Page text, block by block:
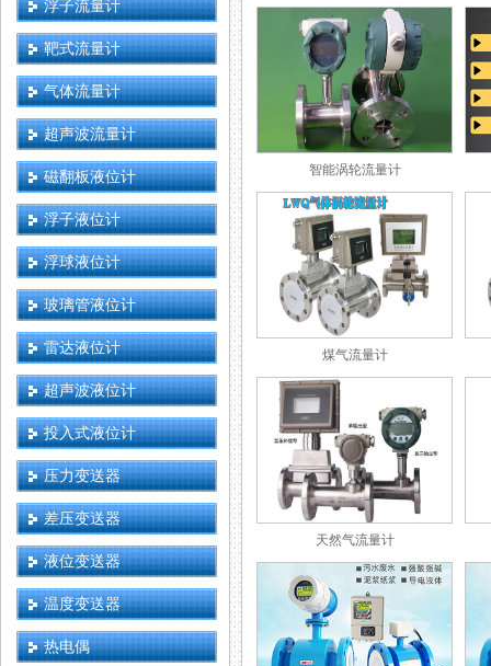
浮子流量计
靶式流量计
气体流量计
超声波流量计
磁翻板液位计
浮子液位计
浮球液位计
玻璃管液位计
雷达液位计
超声波液位计
投入式液位计
压力变送器
差压变送器
液位变送器
温度变送器
热电偶
智能涡轮流量计
煤气流量计
天然气流量计